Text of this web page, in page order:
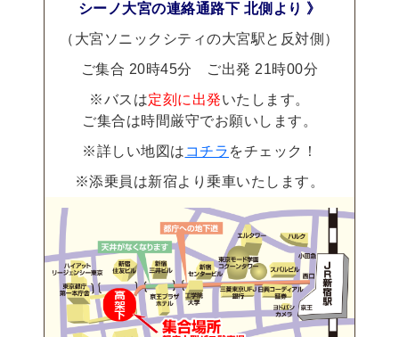
シーノ大宮の連絡通路下 北側より 》
（大宮ソニックシティの大宮駅と反対側）
ご集合 20時45分 ご出発 21時00分
※バスは定刻に出発いたします。
ご集合は時間厳守でお願いします。
※詳しい地図は コチラ をチェック！
※添乗員は新宿より乗車いたします。